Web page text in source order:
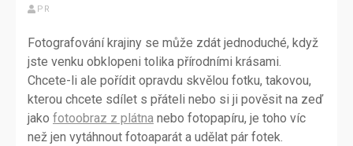
PR
Fotografování krajiny se může zdát jednoduché, když
jste venku obklopeni tolika přírodními krásami.
Chcete-li ale pořídit opravdu skvělou fotku, takovou,
kterou chcete sdílet s přáteli nebo si ji pověsit na zeď
jako fotoobraz z plátna nebo fotopapíru, je toho víc
než jen vytáhnout fotoaparát a udělat pár fotek.